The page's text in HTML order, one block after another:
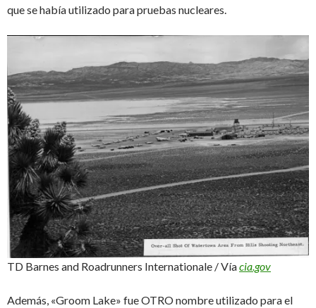
que se había utilizado para pruebas nucleares.
TD Barnes and Roadrunners Internationale / Víacia.gov
Además, «Groom Lake» fue OTRO nombre utilizado para el